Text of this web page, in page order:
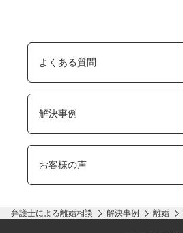
よくある質問
解決事例
お客様の声
弁護士による離婚相談 解決事例 離婚